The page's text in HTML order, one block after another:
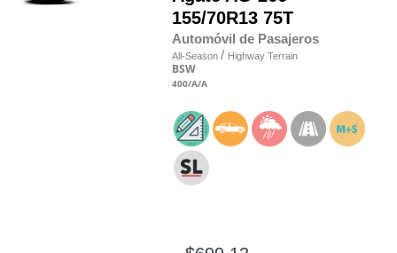
155/70R13 75T
Automóvil de Pasajeros
All-Season / Highway Terrain
BSW
400/A/A